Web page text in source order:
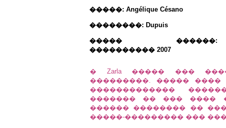
�����: Angélique Césano
��������: Dupuis
����� ������:
���������� 2007
� Zarla ����� ���
���������. �����
�������������
������� �� ��� ����
������ �������� ��
�����-��������� ���